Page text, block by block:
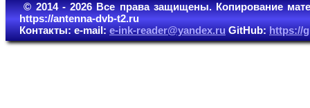
© 2014 - 2026 Все права защищены. Копирование
https://antenna-dvb-t2.ru
Контакты: e-mail:e-ink-reader@yandex.ruGitHub:https://